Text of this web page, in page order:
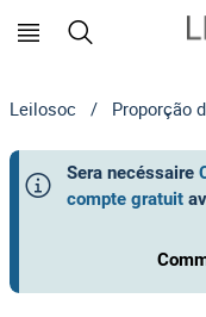
Leilosoc / Proporção
Sera necéssaire
compte gratuit